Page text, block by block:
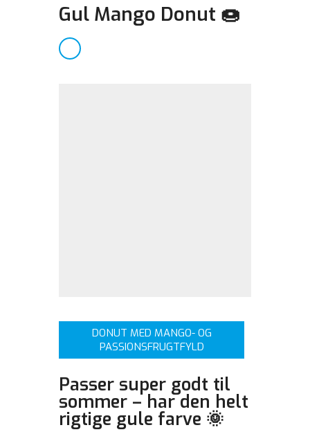
Gul Mango Donut 🍩
DONUT MED MANGO- OG
PASSIONSFRUGTFYLD
Passer super godt til
sommer – har den helt
rigtige gule farve 🌞